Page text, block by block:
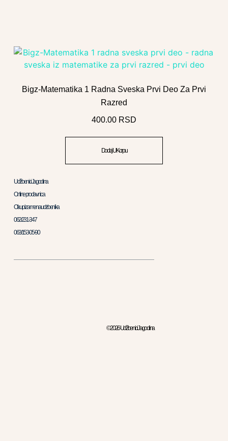
Bigz-Matematika 1 Radna Sveska Prvi Deo Za Prvi
Razred
400.00 RSD
Dodaj U Korpu
© 2026 Udžbenici Jagodina
Udžbenici Jagodina
Online prodavnica
Otkup i zamena udzbenika
062/231-347
063/153-05-90